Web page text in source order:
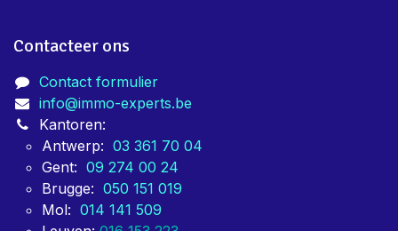
Contacteer ons
Contact formulier
info@immo-experts.be
Kantoren:
Antwerp: 03 361 70 04
Gent: 09 274 00 24
Brugge: 050 151 019
Mol: 014 141 509